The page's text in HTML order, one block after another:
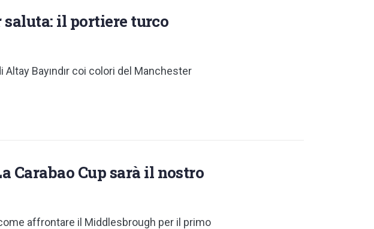
saluta: il portiere turco
Bayındır coi colori del Manchester
Carabao Cup sarà il nostro
affrontare il Middlesbrough per il primo